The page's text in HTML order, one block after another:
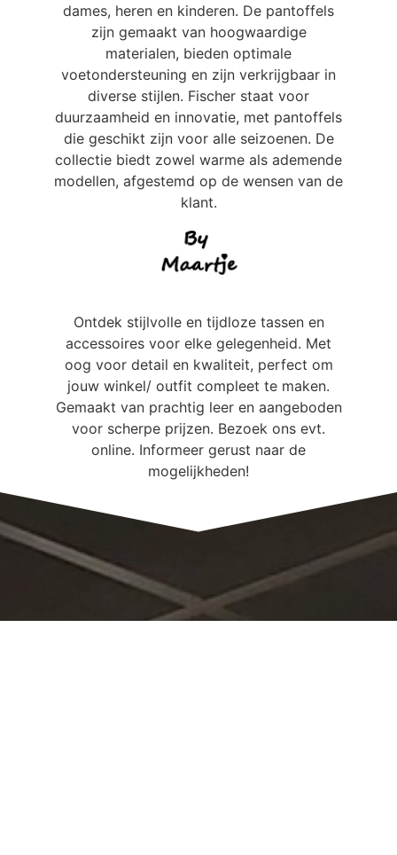
dames, heren en kinderen. De pantoffels
zijn gemaakt van hoogwaardige
materialen, bieden optimale
voetondersteuning en zijn verkrijgbaar in
diverse stijlen. Fischer staat voor
duurzaamheid en innovatie, met pantoffels
die geschikt zijn voor alle seizoenen. De
collectie biedt zowel warme als ademende
modellen, afgestemd op de wensen van de
klant.
Ontdek stijlvolle en tijdloze tassen en
accessoires voor elke gelegenheid. Met
oog voor detail en kwaliteit, perfect om
jouw winkel/ outfit compleet te maken.
Gemaakt van prachtig leer en aangeboden
voor scherpe prijzen. Bezoek ons evt.
online. Informeer gerust naar de
mogelijkheden!